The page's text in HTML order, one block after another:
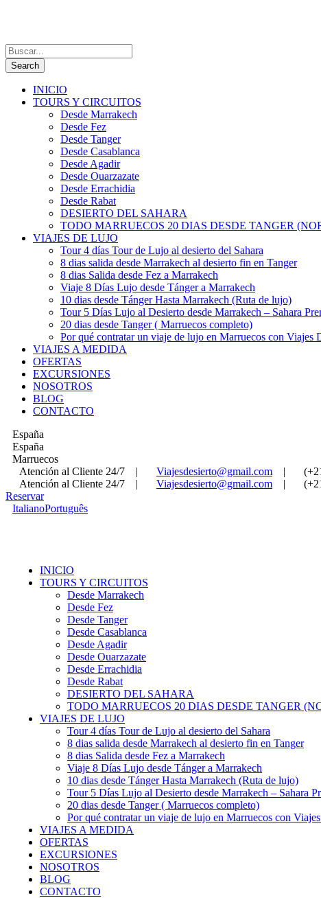
INICIO
TOURS Y CIRCUITOS
Desde Marrakech
Desde Fez
Desde Tanger
Desde Casablanca
Desde Agadir
Desde Ouarzazate
Desde Errachidia
Desde Rabat
DESIERTO DEL SAHARA
TODO MARRUECOS 20 DIAS DESDE TANGER
VIAJES DE LUJO
Tour 4 días Tour de Lujo al desierto del Sahara
8 dias salida desde Marrakech al desierto fin en Tanger
8 dias Salida desde Fez a Marrakech
Viaje 8 Días Lujo desde Tánger a Marrakech
10 dias desde Tánger Hasta Marrakech (Ruta de lujo)
Tour 5 Días Lujo al Desierto desde Marrakech – Sahara
20 dias desde Tanger ( Marruecos completo)
Por qué contratar un viaje de lujo en Marruecos con Viajes
VIAJES A MEDIDA
OFERTAS
EXCURSIONES
NOSOTROS
BLOG
CONTACTO
España
España
Marruecos
Atención al Cliente 24/7
| Viajesdesierto@gmail.com |
Atención al Cliente 24/7
| Viajesdesierto@gmail.com |
Reservar
ItalianoPortuguês
INICIO
TOURS Y CIRCUITOS
Desde Marrakech
Desde Fez
Desde Tanger
Desde Casablanca
Desde Agadir
Desde Ouarzazate
Desde Errachidia
Desde Rabat
DESIERTO DEL SAHARA
TODO MARRUECOS 20 DIAS DESDE TANGER
VIAJES DE LUJO
Tour 4 días Tour de Lujo al desierto del Sahara
8 dias salida desde Marrakech al desierto fin en Tanger
8 dias Salida desde Fez a Marrakech
Viaje 8 Días Lujo desde Tánger a Marrakech
10 dias desde Tánger Hasta Marrakech (Ruta de lujo)
Tour 5 Días Lujo al Desierto desde Marrakech – Sahara
20 dias desde Tanger ( Marruecos completo)
Por qué contratar un viaje de lujo en Marruecos con
VIAJES A MEDIDA
OFERTAS
EXCURSIONES
NOSOTROS
BLOG
CONTACTO